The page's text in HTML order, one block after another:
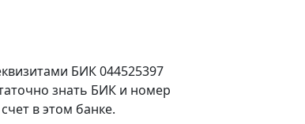
БИК 044525397
знать БИК и номер
в этом банке.